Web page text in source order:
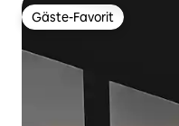
Gäste-Favorit
Gäste-Favorit